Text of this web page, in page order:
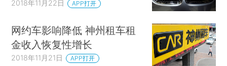
2018年11月22日 APP打开
网约车影响降低 神州租车租
金收入恢复性增长
2018年11月21日 APP打开